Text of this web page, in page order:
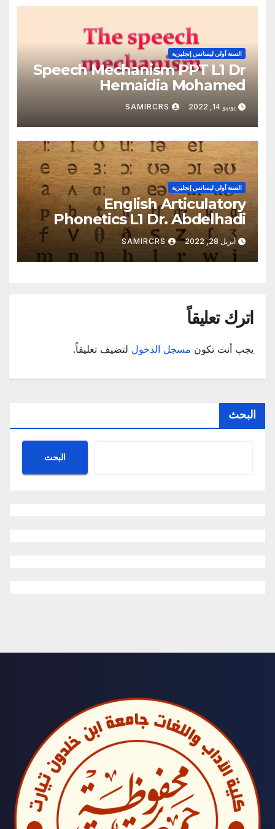
السنة أولى ليسانس إنجليزية
Speech Mechanism PPT L1 Dr
Hemaidia Mohamed
يونيو 14, 2022 SAMIRCRS
السنة أولى ليسانس إنجليزية
English Articulatory
Phonetics L1 Dr. Abdelhadi
Amina
أبريل 28, 2022 SAMIRCRS
اترك تعليقاً
يجب أنت تكون مسجل الدخول لتضيف تعليقاً.
البحث
البحث